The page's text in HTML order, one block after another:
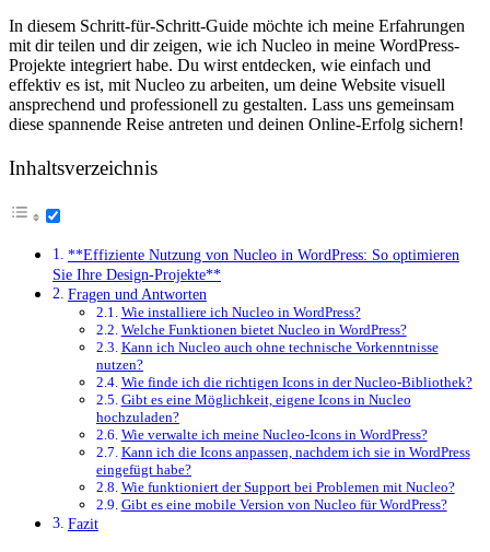
In diesem Schritt-für-Schritt-Guide möchte ich meine Erfahrungen
mit ‍dir teilen ‍und dir zeigen, wie ich Nucleo in‍ meine WordPress-
Projekte integriert habe. Du wirst entdecken, wie einfach und
effektiv es ist,⁢ mit Nucleo zu arbeiten, um deine ⁣Website visuell​
ansprechend⁣ und‍ professionell zu gestalten.‌ Lass uns gemeinsam
diese spannende Reise antreten und deinen Online-Erfolg sichern!
Inhaltsverzeichnis
**Effiziente Nutzung von ​Nucleo in WordPress: So⁤ optimieren
Sie Ihre Design-Projekte**
Fragen und Antworten
Wie installiere ich Nucleo in WordPress?
Welche Funktionen bietet Nucleo in WordPress?
Kann​ ich Nucleo ‌auch ohne ⁣technische Vorkenntnisse
⁤nutzen?
Wie finde ich die richtigen⁣ Icons in der ‍Nucleo-Bibliothek?
Gibt es eine⁢ Möglichkeit, eigene Icons in Nucleo
⁣hochzuladen?
Wie verwalte ich meine⁣ Nucleo-Icons in WordPress?
Kann ​ich die Icons‌ anpassen, ‍nachdem ich⁣ sie​ in WordPress
⁤eingefügt habe?
Wie funktioniert der Support ⁣bei Problemen mit Nucleo?
Gibt es ‍eine mobile⁤ Version ​von Nucleo ‌für⁣ WordPress?
Fazit